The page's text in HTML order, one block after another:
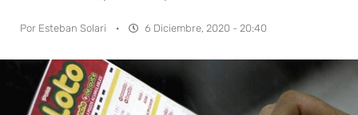
Por Esteban Solari · 6 Diciembre, 2020 - 20:40